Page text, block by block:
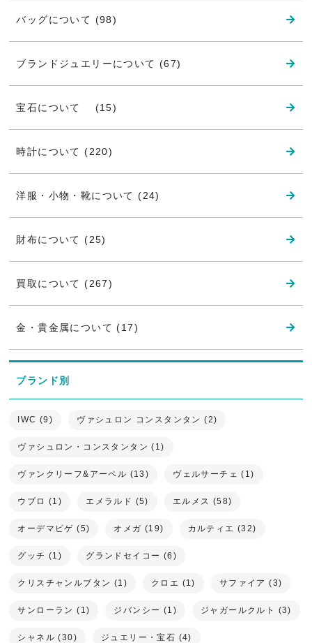
バッグについて (98)
ブランドジュエリーについて (67)
宝石について (15)
時計について (220)
洋服・小物・靴について (24)
財布について (25)
買取について (267)
金・貴金属について (17)
ブランド別
IWC (9) ヴァシュロン コンスタンタン (2)
ヴァシュロン・コンスタンタン (1)
ヴァンクリーフ&アーペル (13) ヴェルサーチェ (1)
ウブロ (1) エメラルド (5) エルメス (58)
オーデマピゲ (5) オメガ (19) カルティエ (32)
グッチ (1) グランドセイコー (6)
クリスチャンルブタン (1) クロエ (1) サファイア (3)
サンローラン (1) ジバンシー (1) ジャガールクルト (3)
シャネル (30) ジュエリー・宝石 (4)